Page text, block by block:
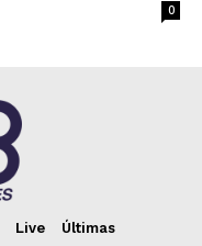
0
Live Últimas